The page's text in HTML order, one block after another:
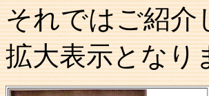
それではご紹介
拡大表示となり